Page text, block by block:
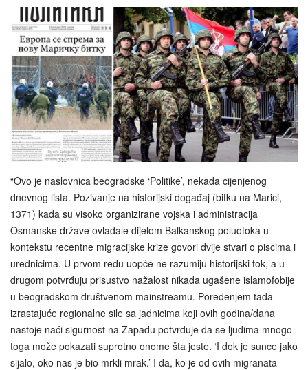
“Ovo je naslovnica beogradske ‘Politike’, nekada cijenjenog
dnevnog lista. Pozivanje na historijski događaj (bitku na Marici,
1371) kada su visoko organizirane vojska i administracija
Osmanske države ovladale dijelom Balkanskog poluotoka u
kontekstu recentne migracijske krize govori dvije stvari o piscima i
urednicima. U prvom redu uopće ne razumiju historijski tok, a u
drugom potvrđuju prisustvo nažalost nikada ugašene islamofobije
u beogradskom društvenom mainstreamu. Poređenjem tada
izrastajuće regionalne sile sa jadnicima koji ovih godina/dana
nastoje naći sigurnost na Zapadu potvrđuje da se ljudima mnogo
toga može pokazati suprotno onome šta jeste. ‘I dok je sunce jako
sijalo, oko nas je bio mrkli mrak.’ I da, ko je od ovih migranata